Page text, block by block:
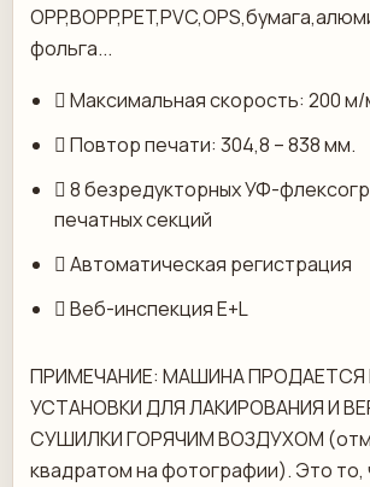
фольга...
 Максимальная скорость: 200
 Повтор печати: 304,8 – 838 мм.
 8 безредукторных УФ-
печатных секций
 Автоматическая регистрация
 Веб-инспекция E+L
ПРИМЕЧАНИЕ: МАШИНА ПРОДАЕТСЯ
УСТАНОВКИ ДЛЯ ЛАКИРОВАНИЯ И
СУШИЛКИ ГОРЯЧИМ ВОЗДУХОМ
квадратом на фотографии). Это то,